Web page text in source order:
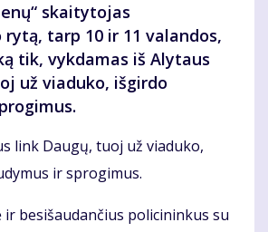
skaitytojas
tarp 10 ir 11 valandos,
tik, vykdamas iš Alytaus
už viaduko, išgirdo
link Daugų, tuoj už viaduko,
ir sprogimus.
besišaudančius policininkus su